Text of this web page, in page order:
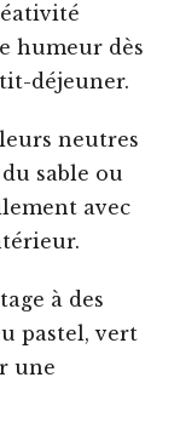
humeur dès
déjeuner.
neutres
sable ou
avec
à des
pastel, vert
une